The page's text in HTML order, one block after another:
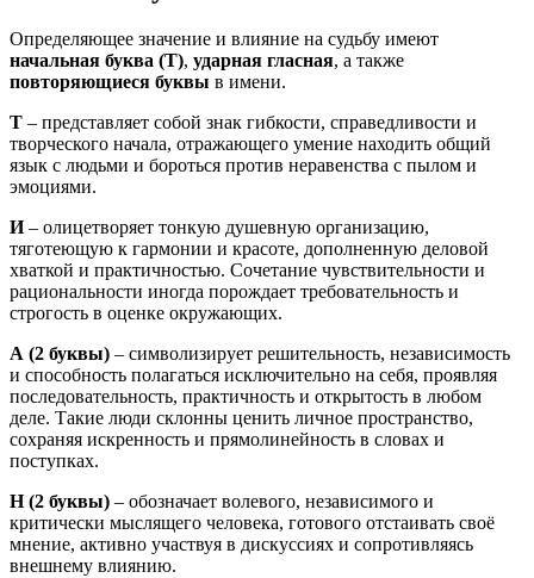
Определяющее значение и влияние на судьбу имеют
начальная буква (Т), ударная гласная, а также
повторяющиеся буквы в имени.
Т – представляет собой знак гибкости, справедливости и
творческого начала, отражающего умение находить общий
язык с людьми и бороться против неравенства с пылом и
эмоциями.
И– олицетворяет тонкую душевную организацию,
тяготеющую к гармонии и красоте, дополненную деловой
хваткой и практичностью. Сочетание чувствительности и
рациональности иногда порождает требовательность и
строгость в оценке окружающих.
А (2 буквы) – символизирует решительность, независимость
и способность полагаться исключительно на себя, проявляя
последовательность, практичность и открытость в любом
деле. Такие люди склонны ценить личное пространство,
сохраняя искренность и прямолинейность в словах и
поступках.
Н (2 буквы) – обозначает волевого, независимого и
критически мыслящего человека, готового отстаивать своё
мнение, активно участвуя в дискуссиях и сопротивляясь
внешнему влиянию.